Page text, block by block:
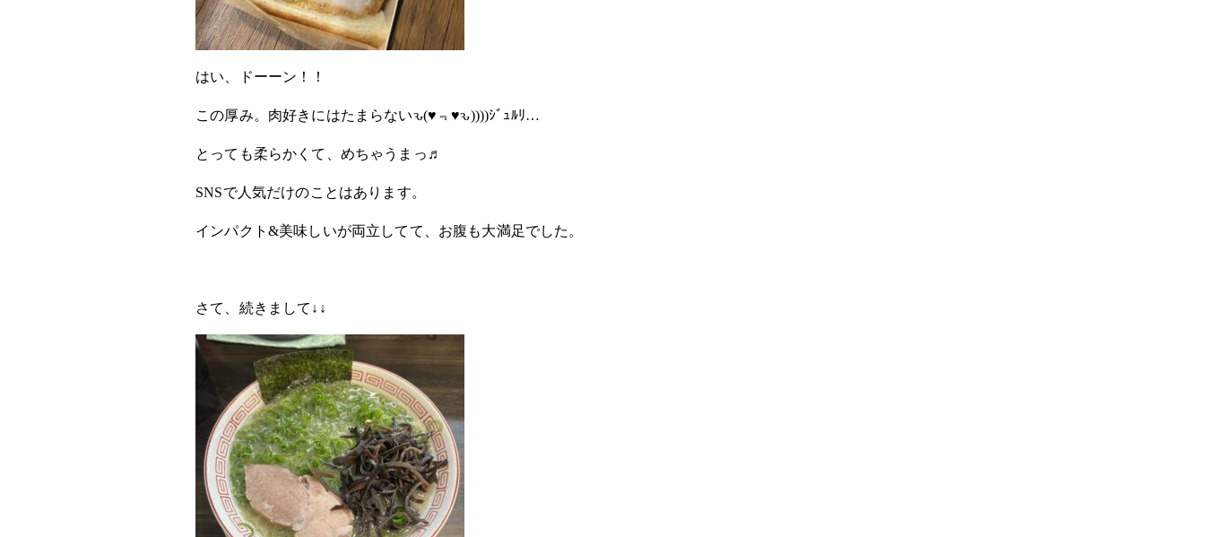
はい、ドーーン！！
この厚み。肉好きにはたまらないԅ(♥️﹃♥️ԅ))))ｼﾞｭﾙﾘ…
とっても柔らかくて、めちゃうまっ♬
SNSで人気だけのことはあります。
インパクト&美味しいが両立してて、お腹も大満足でした。
さて、続きまして↓↓